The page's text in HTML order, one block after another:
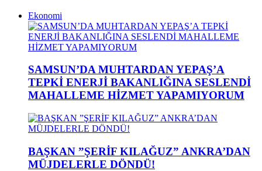
Ekonomi
SAMSUN’DA MUHTARDAN YEPAŞ’A
TEPKİ ENERJİ BAKANLIĞINA SESLENDİ
MAHALLEME HİZMET YAPAMIYORUM
BAŞKAN ”ŞERİF KILAĞUZ” ANKRA’DAN
MÜJDELERLE DÖNDÜ!